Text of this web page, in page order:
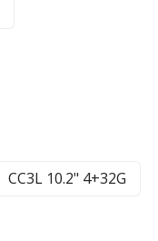
CC3L 10.2" 4+32G